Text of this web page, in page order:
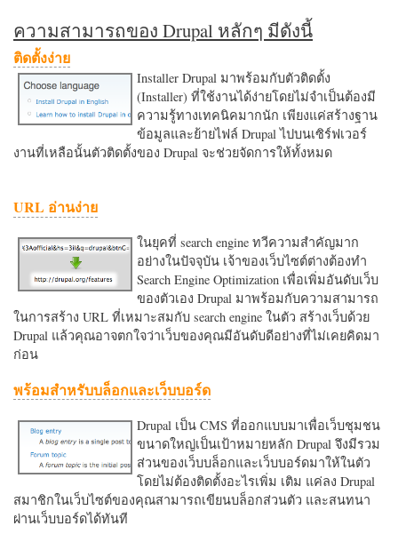
ความสามารถของ Drupal หลักๆ มีดังนี้
ติดตั้งง่าย
Installer Drupal มาพร้อมกับตัวติดตั้ง
(Installer) ที่ใช้งานได้ง่ายโดยไม่จำเป็นต้องมี
ความรู้ทางเทคนิคมากนัก เพียงแค่สร้างฐาน
ข้อมูลและย้ายไฟล์ Drupal ไปบนเซิร์ฟเวอร์
งานที่เหลือนั้นตัวติดตั้งของ Drupal จะช่วยจัดการให้ทั้งหมด
URL อ่านง่าย
ในยุคที่ search engine ทวีความสำคัญมาก
อย่างในปัจจุบัน เจ้าของเว็บไซต์ต่างต้องทำ
Search Engine Optimization เพื่อเพิ่มอันดับเว็บ
ของตัวเอง Drupal มาพร้อมกับความสามารถ
ในการสร้าง URL ที่เหมาะสมกับ search engine ในตัว สร้างเว็บด้วย
Drupal แล้วคุณอาจตกใจว่าเว็บของคุณมีอันดับดีอย่างที่ไม่เคยคิดมา
ก่อน
พร้อมสำหรับบล็อกและเว็บบอร์ด
Drupal เป็น CMS ที่ออกแบบมาเพื่อเว็บชุมชน
ขนาดใหญ่เป็นเป้าหมายหลัก Drupal จึงมีรวม
ส่วนของเว็บบล็อกและเว็บบอร์ดมาให้ในตัว
โดยไม่ต้องติดตั้งอะไรเพิ่ม เติม แค่ลง Drupal
สมาชิกในเว็บไซต์ของคุณสามารถเขียนบล็อกส่วนตัว และสนทนา
ผ่านเว็บบอร์ดได้ทันที